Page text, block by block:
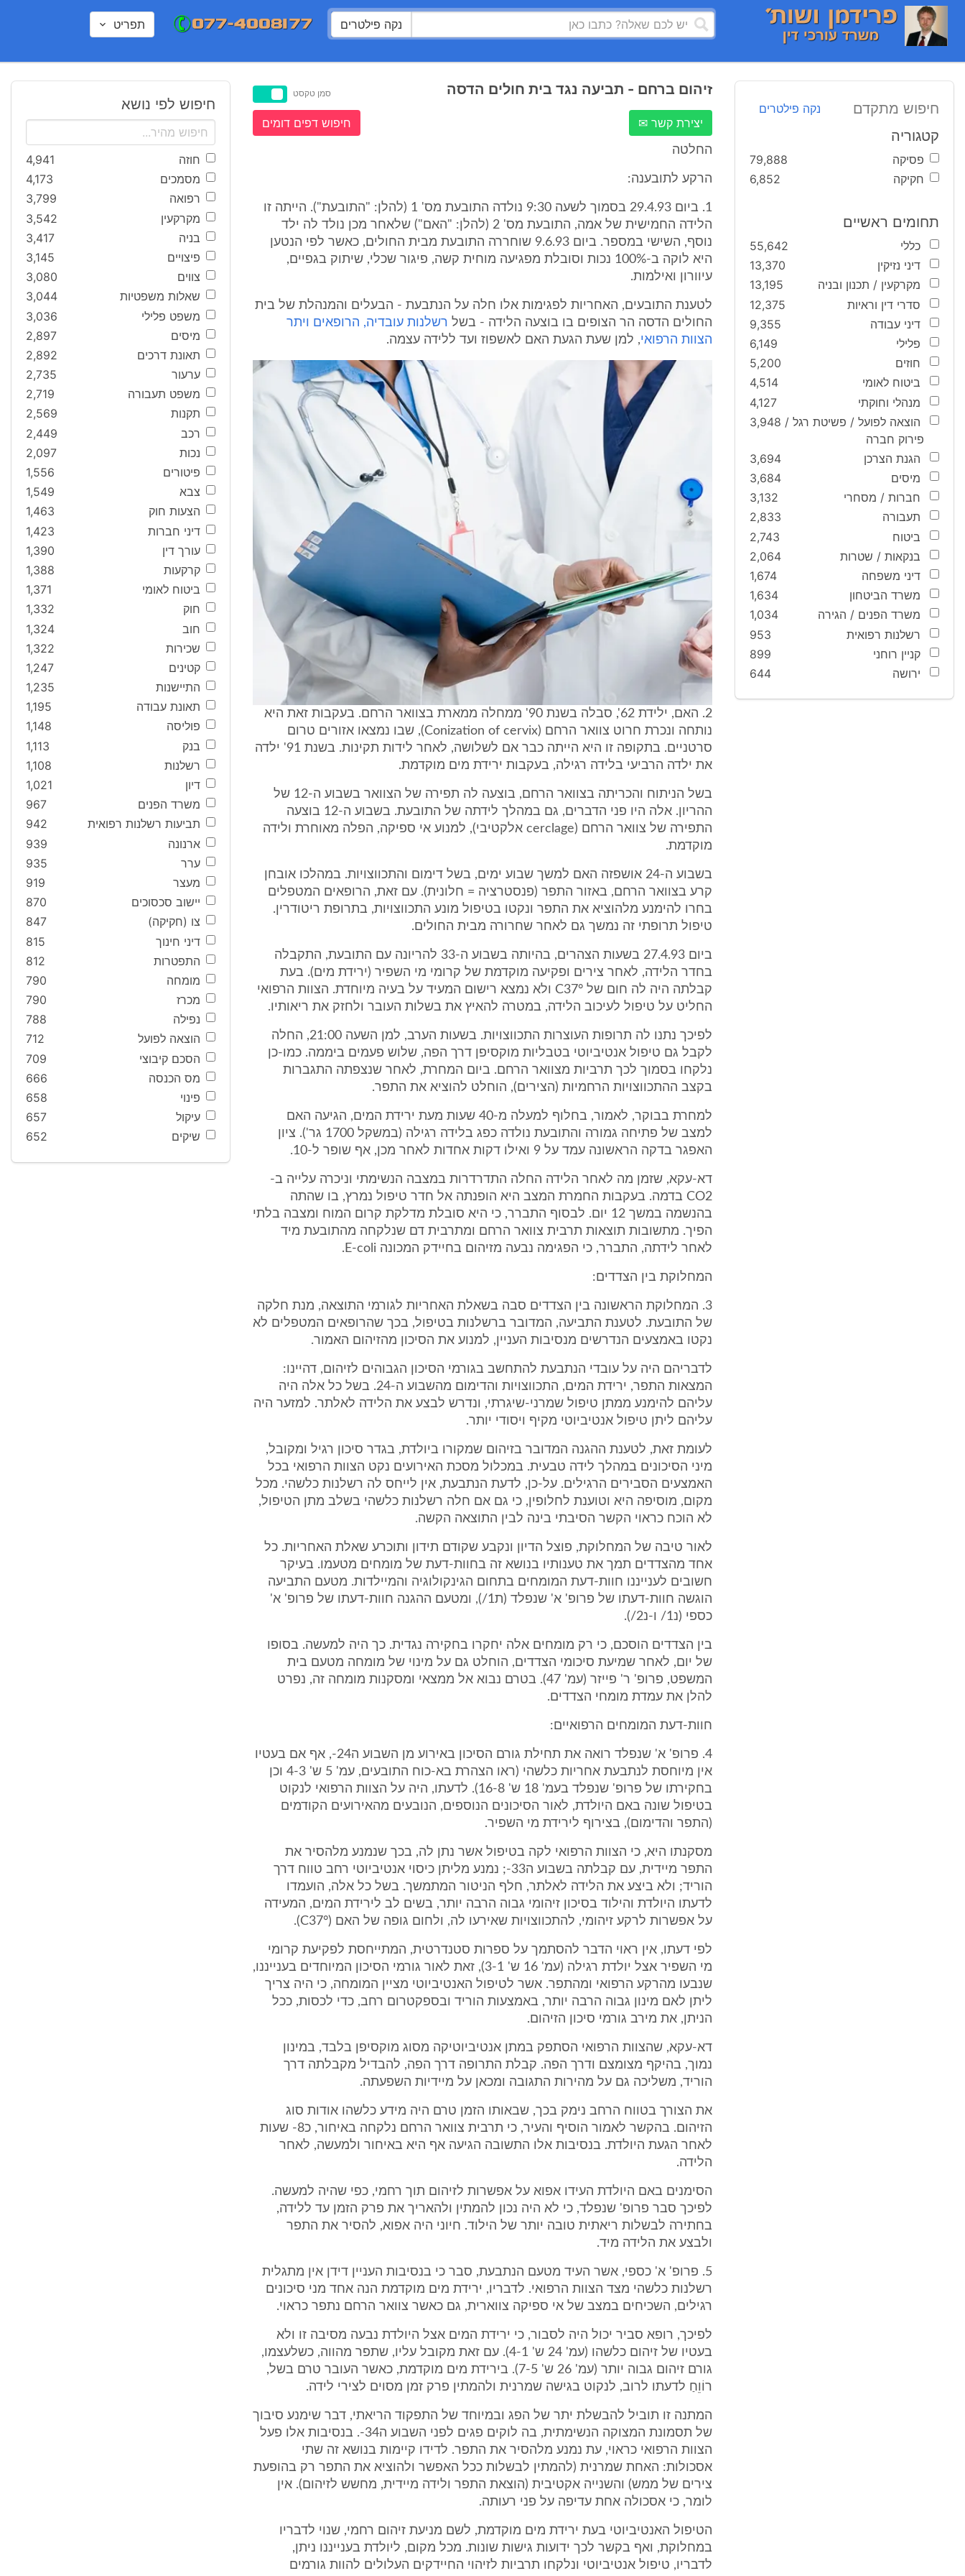
נקה פילטרים תפריט
חיפוש מתקדם נקה פילטרים
קטגוריה
פסיקה
79,888
חקיקה
6,852
תחומים ראשיים
כללי
55,642
דיני נזיקין
13,370
מקרקעין / תכנון ובניה
13,195
סדרי דין וראיות
12,375
דיני עבודה
9,355
פלילי
6,149
חוזים
5,200
ביטוח לאומי
4,514
מנהלי וחוקתי
4,127
הוצאה לפועל / פשיטת רגל /
פירוק חברה
3,948
הגנת הצרכן
3,694
מיסים
3,684
חברות / מסחרי
3,132
תעבורה
2,833
ביטוח
2,743
בנקאות / שטרות
2,064
דיני משפחה
1,674
משרד הביטחון
1,634
משרד הפנים / הגירה
1,034
רשלנות רפואית
953
קניין רוחני
899
ירושה
644
זיהום ברחם - תביעה נגד בית חולים הדסה סמן טקסט
יצירת קשר ✉ חיפוש דפים דומים
החלטה
הרקע לתובענה:
1. ביום 29.4.93 בסמוך לשעה 9:30 נולדה התובעת מס' 1 (להלן: "התובעת"). הייתה זו
הלידה החמישית של אמה, התובעת מס' 2 (להלן: "האם") שלאחר מכן נולד לה ילד
נוסף, השישי במספר. ביום 9.6.93 שוחררה התובעת מבית החולים, כאשר לפי הנטען
היא לוקה ב-100% נכות וסובלת מפגיעה מוחית קשה, פיגור שכלי, שיתוק בגפיים,
עיוורון ואילמות.
לטענת התובעים, האחריות לפגימות אלו חלה על הנתבעת - הבעלים והמנהלת של בית
החולים הדסה הר הצופים בו בוצעה הלידה - בשל רשלנות עובדיה, הרופאים ויתר
הצוות הרפואי, למן שעת הגעת האם לאשפוז ועד ללידה עצמה.
2. האם, ילידת 62', סבלה בשנת 90' ממחלה ממארת בצוואר הרחם. בעקבות זאת היא
נותחה ונכרת חרוט צוואר הרחם (Conization of cervix), שבו נמצאו אזורים טרום
סרטניים. בתקופה זו היא הייתה כבר אם לשלושה, לאחר לידות תקינות. בשנת 91' ילדה
את ילדה הרביעי בלידה רגילה, בעקבות ירידת מים מוקדמת.
בשל הניתוח והכריתה בצוואר הרחם, בוצעה לה תפירה של הצוואר בשבוע ה-12 של
ההריון. אלה היו פני הדברים, גם במהלך לידתה של התובעת. בשבוע ה-12 בוצעה
התפירה של צוואר הרחם (cerclage אלקטיבי), למנוע אי ספיקה, הפלה מאוחרת ולידה
מוקדמת.
בשבוע ה-24 אושפזה האם למשך שבוע ימים, בשל דימום והתכווצויות. במהלכו אובחן
קרע בצוואר הרחם, באזור התפר (פנסטרציה = חלונית). עם זאת, הרופאים המטפלים
בחרו להימנע מלהוציא את התפר ונקטו בטיפול מונע התכווצויות, בתרופת ריטודרין.
טיפול תרופתי זה נמשך גם לאחר שחרורה מבית החולים.
ביום 27.4.93 בשעות הצהרים, בהיותה בשבוע ה-33 להריונה עם התובעת, התקבלה
בחדר הלידה, לאחר צירים ופקיעה מוקדמת של קרומי מי השפיר (ירידת מים). בעת
קבלתה היה לה חום של °C37 ולא נמצא רישום המעיד על בעיה מיוחדת. הצוות הרפואי
החליט על טיפול לעיכוב הלידה, במטרה להאיץ את בשלות העובר ולחזק את ריאותיו.
לפיכך נתנו לה תרופות העוצרות התכווצויות. בשעות הערב, למן השעה 21:00, החלה
לקבל גם טיפול אנטיביוטי בטבליות מוקסיפן דרך הפה, שלוש פעמים ביממה. כמו-כן
נלקחו בסמוך לכך תרביות מצוואר הרחם. ביום המחרת, לאחר שנצפתה התגברות
בקצב ההתכווצויות הרחמיות (הצירים), הוחלט להוציא את התפר.
למחרת בבוקר, לאמור, בחלוף למעלה מ-40 שעות מעת ירידת המים, הגיעה האם
למצב של פתיחה גמורה והתובעת נולדה כפג בלידה רגילה (במשקל 1700 גר'). ציון
האפגר בדקה הראשונה עמד על 9 ואילו דקות אחדות לאחר מכן, אף שופר ל-10.
דא-עקא, שזמן מה לאחר הלידה החלה התדרדרות במצבה הנשימתי וניכרה עלייה ב-
CO2 בדמה. בעקבות החמרת המצב היא הופנתה אל חדר טיפול נמרץ, בו שהתה
בהנשמה במשך 12 יום. לבסוף התברר, כי היא סובלת מדלקת קרום המוח ומצבה בלתי
הפיך. מתשובות תוצאות תרבית צוואר הרחם ומתרבית דם שנלקחה מהתובעת מיד
לאחר לידתה, התברר, כי הפגימה נבעה מזיהום בחיידק המכונה E-coli.
המחלוקת בין הצדדים:
3. המחלוקת הראשונה בין הצדדים סבה בשאלת האחריות לגורמי התוצאה, מנת חלקה
של התובעת. לטענת התביעה, המדובר ברשלנות בטיפול, בכך שהרופאים המטפלים לא
נקטו באמצעים הנדרשים מנסיבות העניין, למנוע את הסיכון מהזיהום האמור.
לדבריהם היה על עובדי הנתבעת להתחשב בגורמי הסיכון הגבוהים לזיהום, דהיינו:
המצאות התפר, ירידת המים, התכווצויות והדימום מהשבוע ה-24. בשל כל אלה היה
עליהם להימנע ממתן טיפול שמרני-שיגרתי, ונדרש לבצע את הלידה לאלתר. למזער היה
עליהם ליתן טיפול אנטיביוטי מקיף ויסודי יותר.
לעומת זאת, לטענת ההגנה המדובר בזיהום שמקורו ביולדת, בגדר סיכון רגיל ומקובל,
מיני הסיכונים במהלך לידה טבעית. במכלול מסכת האירועים נקט הצוות הרפואי בכל
האמצעים הסבירים הרגילים. על-כן, לדעת הנתבעת, אין לייחס לה רשלנות כלשהי. מכל
מקום, מוסיפה היא וטוענת לחלופין, כי גם אם חלה רשלנות כלשהי בשלב מתן הטיפול,
לא הוכח כראוי הקשר הסיבתי בינה לבין התוצאה הקשה.
לאור טיבה של המחלוקת, פוצל הדיון ונקבע שקודם תידון ותוכרע שאלת האחריות. כל
אחד מהצדדים תמך את טענותיו בנושא זה בחוות-דעת של מומחים מטעמו. בעיקר
חשובים לענייננו חוות-דעת המומחים בתחום הגינקולוגיה והמיילדות. מטעם התביעה
הוגשה חוות-דעתו של פרופ' א' שנפלד (ת1/), ומטעם ההגנה חוות-דעתו של פרופ' א'
כספי (נ1/ ו-נ2/).
בין הצדדים הוסכם, כי רק מומחים אלה יחקרו בחקירה נגדית. כך היה למעשה. בסופו
של יום, לאחר שמיעת סיכומי הצדדים, הוחלט גם על מינוי של מומחה מטעם בית
המשפט, פרופ' ר' פייזר (עמ' 47). בטרם נבוא אל ממצאי ומסקנות מומחה זה, נפרט
להלן את עמדת מומחי הצדדים.
חוות-דעת המומחים הרפואיים:
4. פרופ' א' שנפלד רואה את תחילת גורם הסיכון באירוע מן השבוע ה24-, אף אם בעטיו
אין מיוחסת לנתבעת אחריות כלשהי (ראו הצהרת בא-כוח התובעים, עמ' 5 ש' 4-3 וכן
בחקירתו של פרופ' שנפלד בעמ' 18 ש' 16-8). לדעתו, היה על הצוות הרפואי לנקוט
בטיפול שונה באם היולדת, לאור הסיכונים הנוספים, הנובעים מהאירועים הקודמים
(התפר והדימום), בצירוף לירידת מי השפיר.
מסקנתו היא, כי הצוות הרפואי לקה בטיפול אשר נתן לה, בכך שנמנע מלהסיר את
התפר מיידית, עם קבלתה בשבוע ה33-; נמנע מליתן כיסוי אנטיביוטי רחב טווח דרך
הוריד; ולא ביצע את הלידה לאלתר, חלף הניטור המתמשך. בשל כל אלה, הועמדו
לדעתו היולדת והילוד בסיכון זיהומי גבוה הרבה יותר, בשים לב לירידת המים, המעידה
על אפשרות לרקע זיהומי, להתכווצויות שאירעו לה, ולחום גופה של האם (°C37).
לפי דעתו, אין ראוי הדבר להסתמך על ספרות סטנדרטית, המתייחסת לפקיעת קרומי
מי השפיר אצל יולדת רגילה (עמ' 16 ש' 3-1), זאת לאור גורמי הסיכון המיוחדים בענייננו,
שנבעו מהרקע הרפואי ומהתפר. אשר לטיפול האנטיביוטי מציין המומחה, כי היה צריך
ליתן לאם מינון גבוה הרבה יותר, באמצעות הוריד ובספקטרום רחב, כדי לכסות, ככל
הניתן, את מירב גורמי סיכון הזיהום.
דא-עקא, שהצוות הרפואי הסתפק במתן אנטיביוטיקה מסוג מוקסיפן בלבד, במינון
נמוך, בהיקף מצומצם ודרך הפה. קבלת התרופה דרך הפה, להבדיל מקבלתה דרך
הוריד, משליכה גם על מהירות התגובה ומכאן על מיידיות השפעתה.
את הצורך בטווח הרחב נימק בכך, שבאותו הזמן טרם היה מידע כלשהו אודות סוג
הזיהום. בהקשר לאמור הוסיף והעיר, כי תרבית צוואר הרחם נלקחה באיחור, כ8- שעות
לאחר הגעת היולדת. בנסיבות אלו התשובה הגיעה אף היא באיחור ולמעשה, לאחר
הלידה.
הסימנים באם היולדת העידו אפוא על אפשרות לזיהום תוך רחמי, כפי שהיה למעשה.
לפיכך סבר פרופ' שנפלד, כי לא היה נכון להמתין ולהאריך את פרק הזמן עד ללידה,
בחתירה לבשלות ריאתית טובה יותר של הילוד. חיוני היה אפוא, להסיר את התפר
ולבצע את הלידה מיד.
5. פרופ' א' כספי, אשר העיד מטעם הנתבעת, סבר כי בנסיבות העניין דידן אין מתגלית
רשלנות כלשהי מצד הצוות הרפואי. לדבריו, ירידת מים מוקדמת הנה אחד מני סיכונים
רגילים, השכיחים במצב של אי ספיקה צווארית, גם כאשר צוואר הרחם נתפר כראוי.
לפיכך, רופא סביר יכול היה לסבור, כי ירידת המים אצל היולדת נבעה מסיבה זו ולא
בעטיו של זיהום כלשהו (עמ' 24 ש' 4-1). עם זאת מקובל עליו, שתפר מהווה, כשלעצמו,
גורם זיהום גבוה יותר (עמ' 26 ש' 7-5). בירידת מים מוקדמת, כאשר העובר טרם בשל,
רוֹוֵחַ לדעתו לרוב, לנקוט בגישה שמרנית ולהמתין פרק זמן מסוים לצירי לידה.
המתנה זו תוביל להבשלת יתר של הפג ובמיוחד של התפקוד הריאתי, דבר שימנע סיבוך
של תסמונת המצוקה הנשימתית, בה לוקים פגים לפני השבוע ה34-. בנסיבות אלו פעל
הצוות הרפואי כראוי, עת נמנע מלהסיר את התפר. לדידו קיימות בנושא זה שתי
אסכולות: האחת שמרנית (להמתין לבשלות ככל האפשר ולהוציא את התפר רק בהופעת
צירים של ממש) והשנייה אקטיבית (הוצאת התפר ולידה מיידית, מחשש לזיהום). אין
לומר, כי אסכולה אחת עדיפה על פני רעותה.
הטיפול האנטיביוטי בעת ירידת מים מוקדמת, לשם מניעת זיהום רחמי, שנוי לדבריו
במחלוקת, ואף בקשר לכך ידועות גישות שונות. מכל מקום, ליולדת בענייננו ניתן,
לדבריו, טיפול אנטיביוטי ונלקחו תרביות לזיהוי החיידקים העלולים להוות גורמים
חיפוש לפי נושא
חוזה
4,941
מסמכים
4,173
רפואה
3,799
מקרקעין
3,542
בניה
3,417
פיצויים
3,145
צווים
3,080
שאלות משפטיות
3,044
משפט פלילי
3,036
מיסים
2,897
תאונת דרכים
2,892
ערעור
2,735
משפט תעבורה
2,719
תקנות
2,569
רכב
2,449
נכות
2,097
פיטורים
1,556
צבא
1,549
הצעות חוק
1,463
דיני חברות
1,423
עורך דין
1,390
קרקעות
1,388
ביטוח לאומי
1,371
חוק
1,332
חוב
1,324
שכירות
1,322
קטינים
1,247
התיישנות
1,235
תאונת עבודה
1,195
פוליסה
1,148
בנק
1,113
רשלנות
1,108
דיון
1,021
משרד הפנים
967
תביעות רשלנות רפואית
942
ארנונה
939
ערר
935
מעצר
919
יישוב סכסוכים
870
צו (חקיקה)
847
דיני חינוך
815
התפטרות
812
מומחה
790
מכרז
790
נפילה
788
הוצאה לפועל
712
הסכם קיבוצי
709
מס הכנסה
666
פינוי
658
עיקול
657
שיקים
652